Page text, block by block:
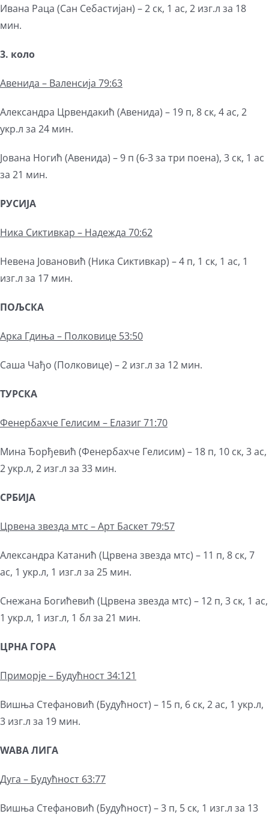
Ивана Раца (Сан Себастијан) – 2 ск, 1 ас, 2 изг.л за 18
мин.
3. коло
Авенида – Валенсија 79:63
Александра Црвендакић (Авенида) – 19 п, 8 ск, 4 ас, 2
укр.л за 24 мин.
Јована Ногић (Авенида) – 9 п (6-3 за три поена), 3 ск, 1 ас
за 21 мин.
РУСИЈА
Ника Сиктивкар – Надежда 70:62
Невена Јовановић (Ника Сиктивкар) – 4 п, 1 ск, 1 ас, 1
изг.л за 17 мин.
ПОЉСКА
Арка Гдиња – Полковице 53:50
Саша Чађо (Полковице) – 2 изг.л за 12 мин.
ТУРСКА
Фенербахче Гелисим – Елазиг 71:70
Мина Ђорђевић (Фенербахче Гелисим) – 18 п, 10 ск, 3 ас,
2 укр.л, 2 изг.л за 33 мин.
СРБИЈА
Црвена звезда мтс – Арт Баскет 79:57
Александра Катанић (Црвена звезда мтс) – 11 п, 8 ск, 7
ас, 1 укр.л, 1 изг.л за 25 мин.
Снежана Богићевић (Црвена звезда мтс) – 12 п, 3 ск, 1 ас,
1 укр.л, 1 изг.л, 1 бл за 21 мин.
ЦРНА ГОРА
Приморје – Будућност 34:121
Вишња Стефановић (Будућност) – 15 п, 6 ск, 2 ас, 1 укр.л,
3 изг.л за 19 мин.
WABAЛИГА
Дуга – Будућност 63:77
Вишња Стефановић (Будућност) – 3 п, 5 ск, 1 изг.л за 13